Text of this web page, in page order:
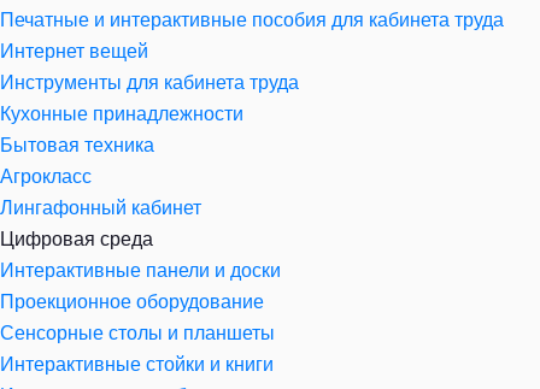
Печатные и интерактивные пособия для кабинета труда
Интернет вещей
Инструменты для кабинета труда
Кухонные принадлежности
Бытовая техника
Агрокласс
Лингафонный кабинет
Цифровая среда
Интерактивные панели и доски
Проекционное оборудование
Сенсорные столы и планшеты
Интерактивные стойки и книги